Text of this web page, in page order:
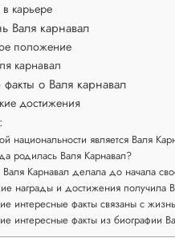
карьере
Валя карнавал
положение
карнавал
о Валя карнавал
достижения
национальности является Валя
родилась Валя Карнавал?
Валя Карнавал делала до начала
награды и достижения получила
интересные факты связаны с
интересные факты из биографии